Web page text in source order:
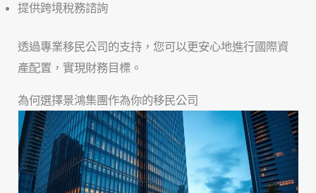
提供跨境稅務諮詢
透過專業移民公司的支持，您可以更安心地進行國際資
產配置，實現財務目標。
為何選擇景鴻集團作為你的移民公司